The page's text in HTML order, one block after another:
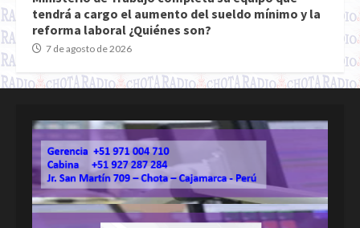
tendrá a cargo el aumento del sueldo mínimo y la
reforma laboral ¿Quiénes son?
7 de agosto de 2026